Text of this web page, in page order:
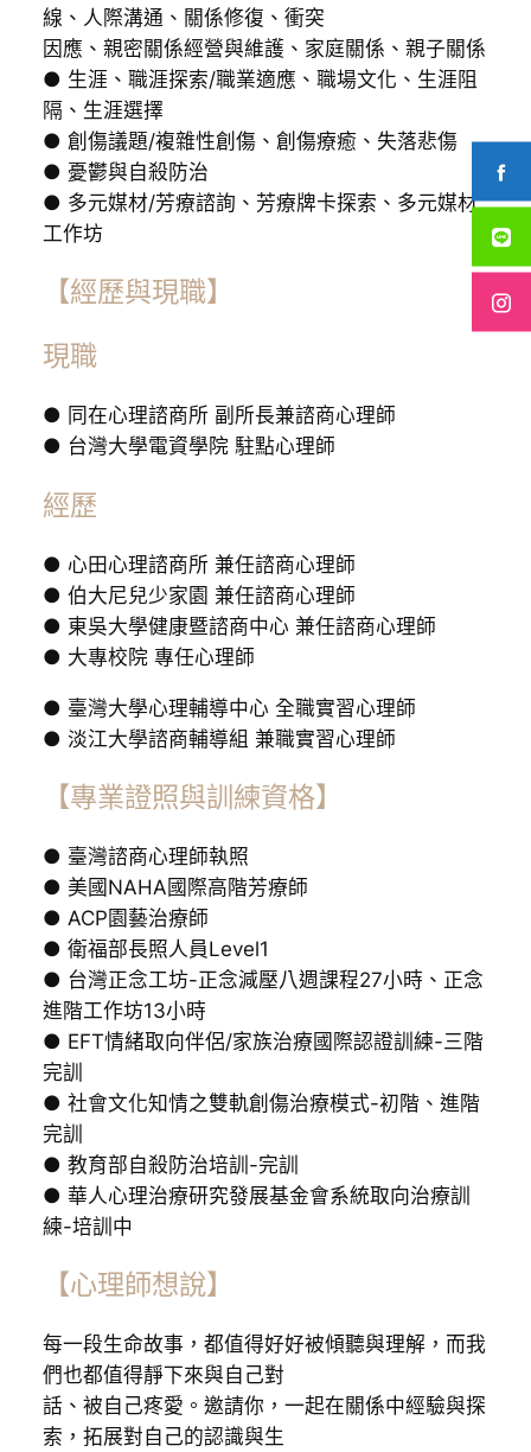
線、人際溝通、關係修復、衝突
因應、親密關係經營與維護、家庭關係、親子關係
● 生涯、職涯探索/職業適應、職場文化、生涯阻
隔、生涯選擇
● 創傷議題/複雜性創傷、創傷療癒、失落悲傷
● 憂鬱與自殺防治
● 多元媒材/芳療諮詢、芳療牌卡探索、多元媒材
工作坊
【經歷與現職】
現職
● 同在心理諮商所 副所長兼諮商心理師
● 台灣大學電資學院 駐點心理師
經歷
● 心田心理諮商所 兼任諮商心理師
● 伯大尼兒少家園 兼任諮商心理師
● 東吳大學健康暨諮商中心 兼任諮商心理師
● 大專校院 專任心理師
● 臺灣大學心理輔導中心 全職實習心理師
● 淡江大學諮商輔導組 兼職實習心理師
【專業證照與訓練資格】
● 臺灣諮商心理師執照
● 美國NAHA國際高階芳療師
● ACP園藝治療師
● 衛福部長照人員Level1
● 台灣正念工坊-正念減壓八週課程27小時、正念
進階工作坊13小時
● EFT情緒取向伴侶/家族治療國際認證訓練-三階
完訓
● 社會文化知情之雙軌創傷治療模式-初階、進階
完訓
● 教育部自殺防治培訓-完訓
● 華人心理治療研究發展基金會系統取向治療訓
練-培訓中
【心理師想說】
每一段生命故事，都值得好好被傾聽與理解，而我
們也都值得靜下來與自己對
話、被自己疼愛。邀請你，一起在關係中經驗與探
索，拓展對自己的認識與生